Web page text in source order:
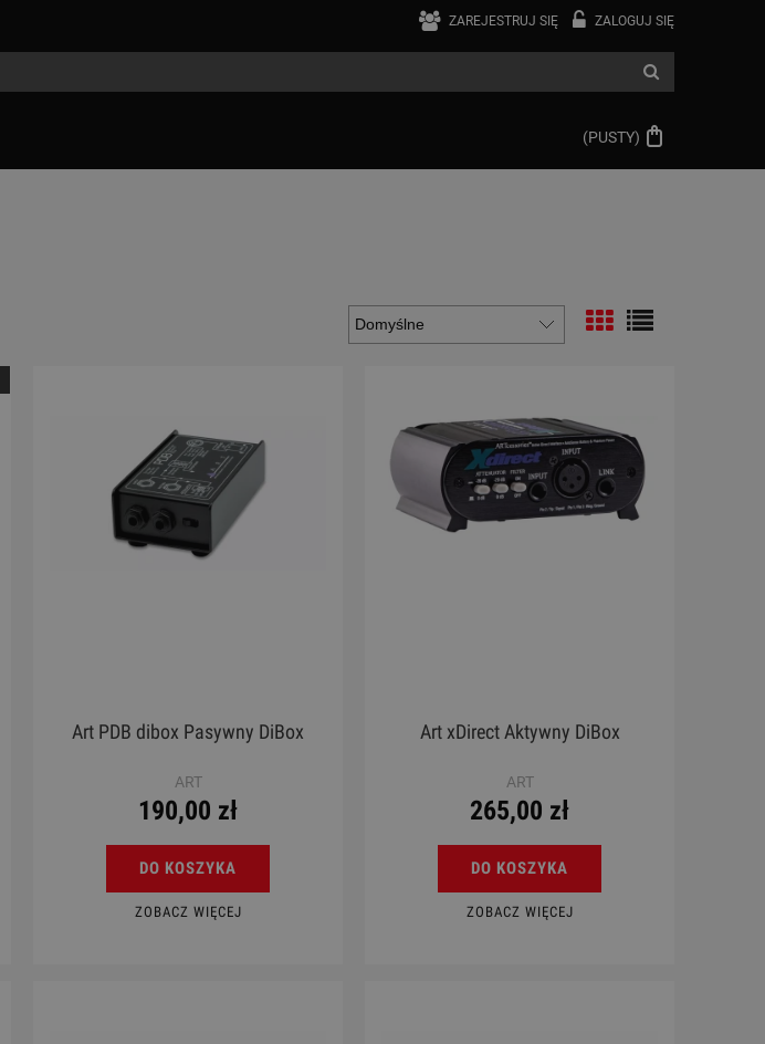
ZAREJESTRUJ SIĘ ZALOGUJ SIĘ
(PUSTY)
Art PDB dibox Pasywny DiBox
ART
190,00 zł
DO KOSZYKA
ZOBACZ WIĘCEJ
Art xDirect Aktywny DiBox
ART
265,00 zł
DO KOSZYKA
ZOBACZ WIĘCEJ